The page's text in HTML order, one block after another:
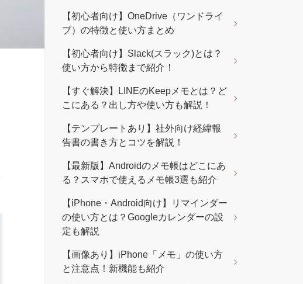
【初心者向け】OneDrive（ワンドライ
ブ）の特徴と使い方まとめ
【初心者向け】Slack(スラック)とは？
使い方から特徴まで紹介！
【すぐ解決】LINEのKeepメモとは？ど
こにある？出し方や使い方も解説！
【テンプレートあり】社外向け経緯報
告書の書き方とコツを解説！
【最新版】Androidのメモ帳はどこにあ
る？スマホで使えるメモ帳3選も紹介
【iPhone・Android向け】リマインダー
の使い方とは？Googleカレンダーの設
定も解説
【画像あり】iPhone「メモ」の使い方
と注意点！新機能も紹介